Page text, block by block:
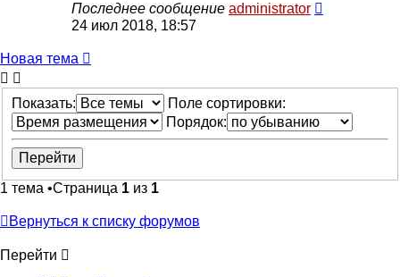
Последнее сообщение administrator
24 июл 2018, 18:57
Новая тема
Показать:
Поле сортировки:
Порядок:
1 тема •Страница 1 из 1
Вернуться к списку форумов
Перейти